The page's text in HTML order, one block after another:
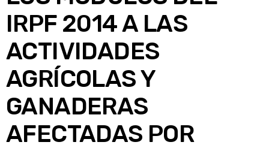
IRPF 2014 A LAS
ACTIVIDADES
AGRÍCOLAS Y
GANADERAS
AFECTADAS POR